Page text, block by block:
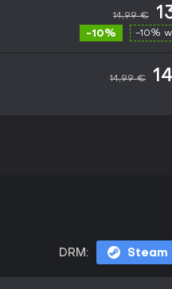
14,99 €
-10% -10%
14,99 €
DRM: Steam